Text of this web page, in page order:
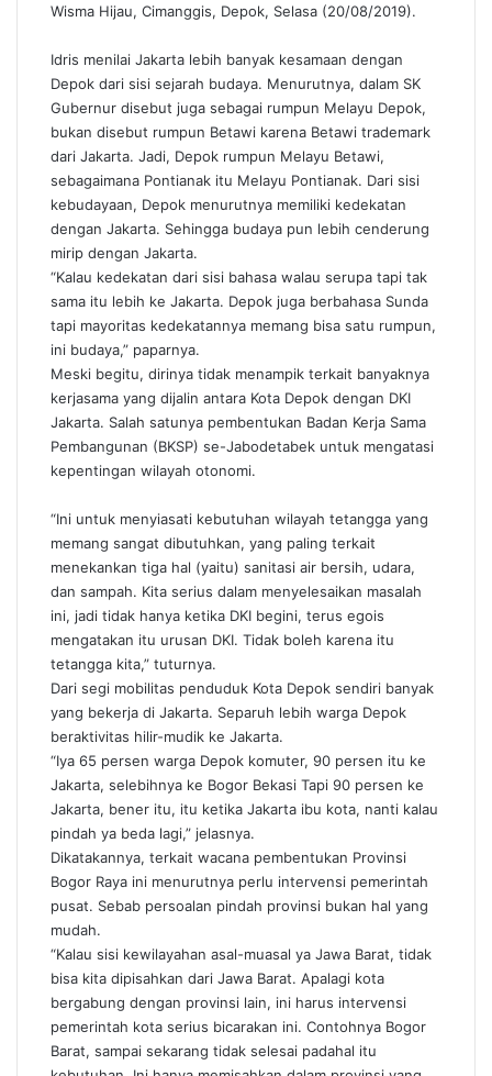
Wisma Hijau, Cimanggis, Depok, Selasa (20/08/2019).
Idris menilai Jakarta lebih banyak kesamaan dengan
Depok dari sisi sejarah budaya. Menurutnya, dalam SK
Gubernur disebut juga sebagai rumpun Melayu Depok,
bukan disebut rumpun Betawi karena Betawi trademark
dari Jakarta. Jadi, Depok rumpun Melayu Betawi,
sebagaimana Pontianak itu Melayu Pontianak. Dari sisi
kebudayaan, Depok menurutnya memiliki kedekatan
dengan Jakarta. Sehingga budaya pun lebih cenderung
mirip dengan Jakarta.
“Kalau kedekatan dari sisi bahasa walau serupa tapi tak
sama itu lebih ke Jakarta. Depok juga berbahasa Sunda
tapi mayoritas kedekatannya memang bisa satu rumpun,
ini budaya,” paparnya.
Meski begitu, dirinya tidak menampik terkait banyaknya
kerjasama yang dijalin antara Kota Depok dengan DKI
Jakarta. Salah satunya pembentukan Badan Kerja Sama
Pembangunan (BKSP) se-Jabodetabek untuk mengatasi
kepentingan wilayah otonomi.
“Ini untuk menyiasati kebutuhan wilayah tetangga yang
memang sangat dibutuhkan, yang paling terkait
menekankan tiga hal (yaitu) sanitasi air bersih, udara,
dan sampah. Kita serius dalam menyelesaikan masalah
ini, jadi tidak hanya ketika DKI begini, terus egois
mengatakan itu urusan DKI. Tidak boleh karena itu
tetangga kita,” tuturnya.
Dari segi mobilitas penduduk Kota Depok sendiri banyak
yang bekerja di Jakarta. Separuh lebih warga Depok
beraktivitas hilir-mudik ke Jakarta.
“Iya 65 persen warga Depok komuter, 90 persen itu ke
Jakarta, selebihnya ke Bogor Bekasi Tapi 90 persen ke
Jakarta, bener itu, itu ketika Jakarta ibu kota, nanti kalau
pindah ya beda lagi,” jelasnya.
Dikatakannya, terkait wacana pembentukan Provinsi
Bogor Raya ini menurutnya perlu intervensi pemerintah
pusat. Sebab persoalan pindah provinsi bukan hal yang
mudah.
“Kalau sisi kewilayahan asal-muasal ya Jawa Barat, tidak
bisa kita dipisahkan dari Jawa Barat. Apalagi kota
bergabung dengan provinsi lain, ini harus intervensi
pemerintah kota serius bicarakan ini. Contohnya Bogor
Barat, sampai sekarang tidak selesai padahal itu